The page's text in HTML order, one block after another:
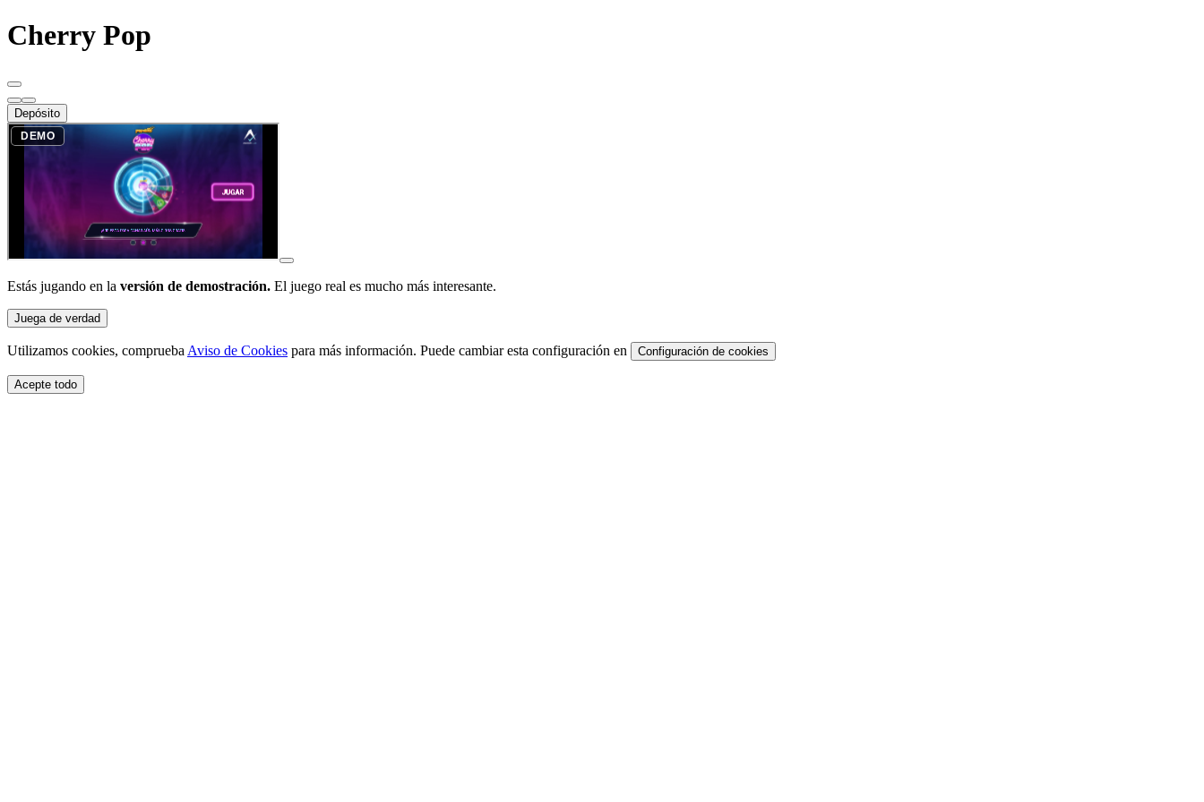
Cherry Pop
Depósito
Estás jugando en la versión de demostración. El juego real es mucho más interesante.
Juega de verdad
Utilizamos cookies, comprueba Aviso de Cookies para más información. Puede cambiar esta configuración en Configuración de cookies
Acepte todo